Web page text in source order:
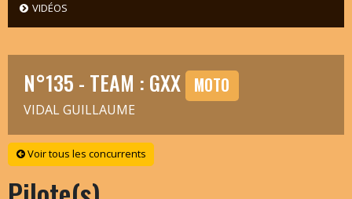
VIDÉOS
N°135 - TEAM : GXX MOTO
VIDAL GUILLAUME
Voir tous les concurrents